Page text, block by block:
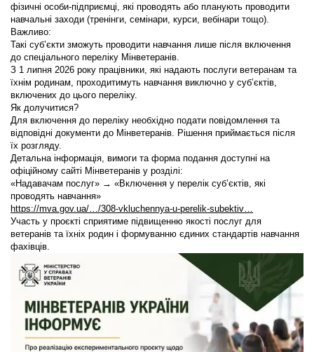
фізичні особи-підприємці, які проводять або планують проводити
навчальні заходи (тренінги, семінари, курси, вебінари тощо).
Важливо:
Такі суб’єкти зможуть проводити навчання лише після включення
до спеціального переліку Мінветеранів.
З 1 липня 2026 року працівники, які надають послуги ветеранам та
їхнім родинам, проходитимуть навчання виключно у суб’єктів,
включених до цього переліку.
Як долучитися?
Для включення до переліку необхідно подати повідомлення та
відповідні документи до Мінветеранів. Рішення приймається після
їх розгляду.
Детальна інформація, вимоги та форма подання доступні на
офіційному сайті Мінветеранів у розділі:
«Надавачам послуг» → «Включення у перелік суб’єктів, які
проводять навчання»
https://mva.gov.ua/…/308-vkluchennya-u-perelik-subektiv…
Участь у проєкті сприятиме підвищенню якості послуг для
ветеранів та їхніх родин і формуванню єдиних стандартів навчання
фахівців.